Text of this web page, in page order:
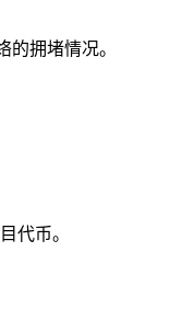
拥堵情况。
代币。